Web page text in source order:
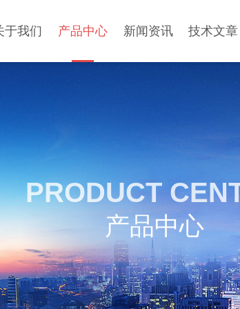
于我们 产品中心 新闻资讯 技术文章
PRODUCT
产品中心